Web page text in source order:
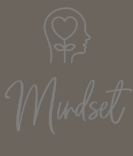
Mindset
Mindset
bei uns heißt dies: Du hast nur
einen Körper – darum richten wir
Dein Mindset so aus, dass Du
nichts außer Respekt und Liebe für
Deinen Körper empfindest.